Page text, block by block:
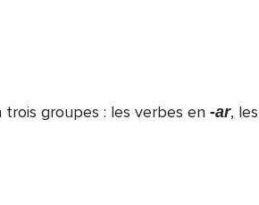
trois groupes : les verbes en -ar,